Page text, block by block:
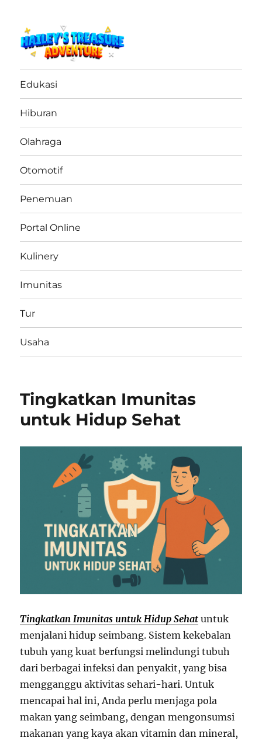
haileystreasureadventure.net
Edukasi
Hiburan
Olahraga
Otomotif
Penemuan
Portal Online
Kulinery
Imunitas
Tur
Usaha
Tingkatkan Imunitas
untuk Hidup Sehat
Tingkatkan Imunitas untuk Hidup Sehat untuk
menjalani hidup seimbang. Sistem kekebalan
tubuh yang kuat berfungsi melindungi tubuh
dari berbagai infeksi dan penyakit, yang bisa
mengganggu aktivitas sehari-hari. Untuk
mencapai hal ini, Anda perlu menjaga pola
makan yang seimbang, dengan mengonsumsi
makanan yang kaya akan vitamin dan mineral,